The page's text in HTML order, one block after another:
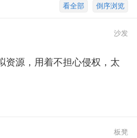
倒序浏览
看全部
沙发
资源，用着不担心侵权，太
板凳